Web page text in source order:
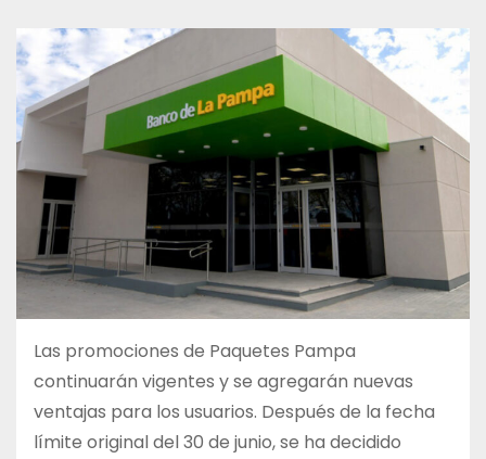
Las promociones de Paquetes Pampa
continuarán vigentes y se agregarán nuevas
ventajas para los usuarios. Después de la fecha
límite original del 30 de junio, se ha decidido